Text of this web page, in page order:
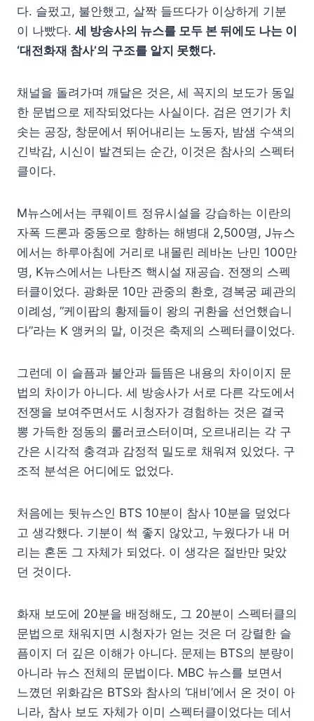
다. 슬펐고, 불안했고, 살짝 들뜨다가 이상하게 기분
이 나빴다. 세 방송사의 뉴스를 모두 본 뒤에도 나는 이
‘대전화재 참사’의 구조를 알지 못했다.
채널을 돌려가며 깨달은 것은, 세 꼭지의 보도가 동일
한 문법으로 제작되었다는 사실이다. 검은 연기가 치
솟는 공장, 창문에서 뛰어내리는 노동자, 밤샘 수색의
긴박감, 시신이 발견되는 순간, 이것은 참사의 스펙터
클이다.
M뉴스에서는 쿠웨이트 정유시설을 강습하는 이란의
자폭 드론과 중동으로 향하는 해병대 2,500명, J뉴스
에서는 하루아침에 거리로 내몰린 레바논 난민 100만
명, K뉴스에서는 나탄즈 핵시설 재공습. 전쟁의 스펙
터클이었다. 광화문 10만 관중의 환호, 경복궁 폐관의
이례성, “케이팝의 황제들이 왕의 귀환을 선언했습니
다”라는 K 앵커의 말, 이것은 축제의 스펙터클이었다.
그런데 이 슬픔과 불안과 들뜸은 내용의 차이이지 문
법의 차이가 아니다. 세 방송사가 서로 다른 각도에서
전쟁을 보여주면서도 시청자가 경험하는 것은 결국
뽕 가득한 정동의 롤러코스터이며, 오르내리는 각 구
간은 시각적 충격과 감정적 밀도로 채워져 있었다. 구
조적 분석은 어디에도 없었다.
처음에는 뒷뉴스인 BTS 10분이 참사 10분을 덮었다
고 생각했다. 기분이 썩 좋지 않았고, 누웠다가 내 머
리는 혼돈 그 자체가 되었다. 이 생각은 절반만 맞았
던 것이다.
화재 보도에 20분을 배정해도, 그 20분이 스펙터클의
문법으로 채워지면 시청자가 얻는 것은 더 강렬한 슬
픔이지 더 깊은 이해가 아니다. 문제는 BTS의 분량이
아니라 뉴스 전체의 문법이다. MBC 뉴스를 보면서
느꼈던 위화감은 BTS와 참사의 ‘대비’에서 온 것이 아
니라, 참사 보도 자체가 이미 스펙터클이었다는 데서